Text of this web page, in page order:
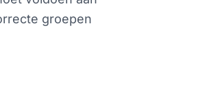
groepen